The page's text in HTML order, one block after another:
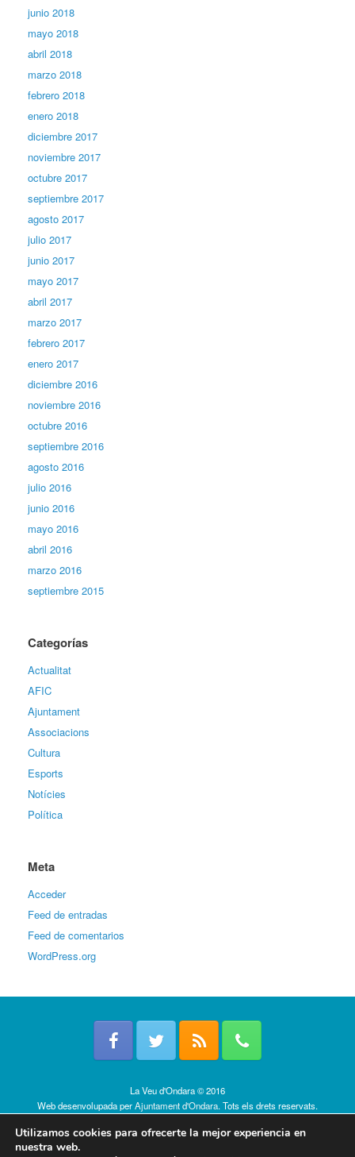
junio 2018
mayo 2018
abril 2018
marzo 2018
febrero 2018
enero 2018
diciembre 2017
noviembre 2017
octubre 2017
septiembre 2017
agosto 2017
julio 2017
junio 2017
mayo 2017
abril 2017
marzo 2017
febrero 2017
enero 2017
diciembre 2016
noviembre 2016
octubre 2016
septiembre 2016
agosto 2016
julio 2016
junio 2016
mayo 2016
abril 2016
marzo 2016
septiembre 2015
Categorías
Actualitat
AFIC
Ajuntament
Associacions
Cultura
Esports
Notícies
Política
Meta
Acceder
Feed de entradas
Feed de comentarios
WordPress.org
La Veu d'Ondara © 2016
Web desenvolupada perAjuntament d'Ondara. Tots els drets reservats.
Utilizamos cookies para ofrecerte la mejor experiencia en
nuestra web.